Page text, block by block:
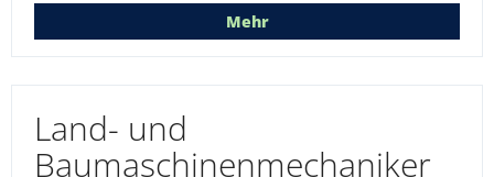
Mehr
Land- und
Baumaschinenmechaniker